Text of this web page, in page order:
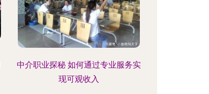
中介职业探秘 如何通过专业服务实
现可观收入